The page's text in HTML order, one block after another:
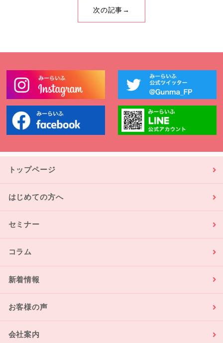
次の記事→
トップページ
はじめての方へ
セミナー
コラム
新着情報
お客様の声
会社案内